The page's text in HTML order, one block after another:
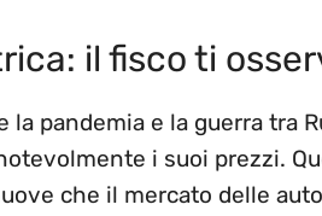
il fisco ti
pandemia e la guerra tra
i suoi prezzi.
che il mercato delle